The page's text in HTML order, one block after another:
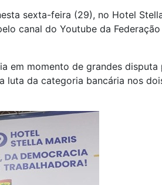
sexta-feira (29), no Hotel
canal do Youtube da
em momento de grandes
da categoria bancária nos